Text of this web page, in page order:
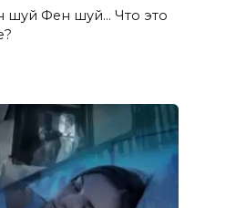
шуй Фен шуй… Что это